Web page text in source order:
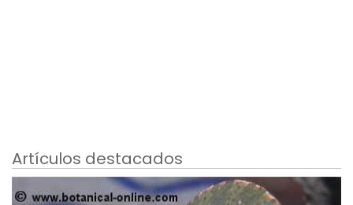
Artículos destacados